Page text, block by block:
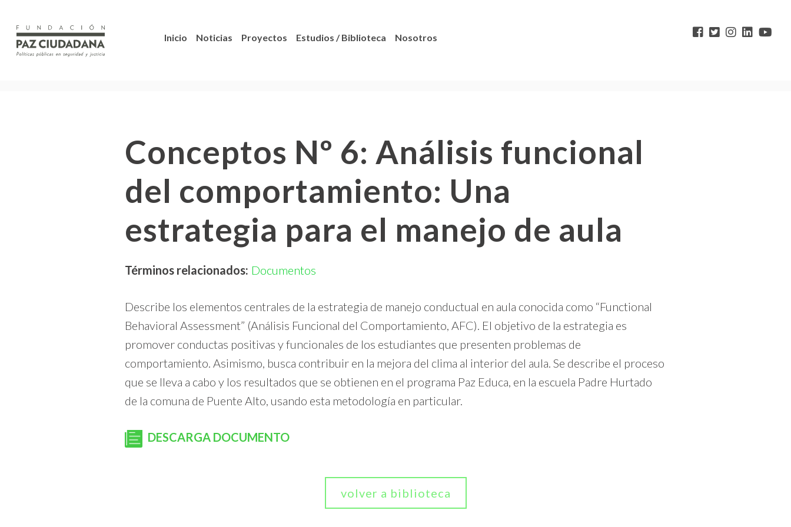
Inicio Noticias Proyectos Estudios / Biblioteca Nosotros
Conceptos Nº 6: Análisis funcional
del comportamiento: Una
estrategia para el manejo de aula
Términos relacionados: Documentos
Describe los elementos centrales de la estrategia de manejo conductual en aula conocida como “Functional
Behavioral Assessment” (Análisis Funcional del Comportamiento, AFC). El objetivo de la estrategia es
promover conductas positivas y funcionales de los estudiantes que presenten problemas de
comportamiento. Asimismo, busca contribuir en la mejora del clima al interior del aula. Se describe el proceso
que se lleva a cabo y los resultados que se obtienen en el programa Paz Educa, en la escuela Padre Hurtado
de la comuna de Puente Alto, usando esta metodología en particular.
DESCARGA DOCUMENTO
volver a biblioteca